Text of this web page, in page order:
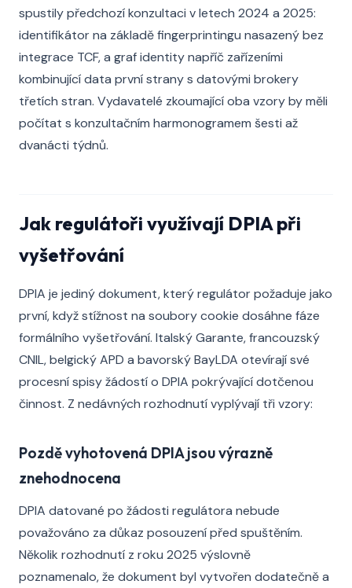
spustily předchozí konzultaci v letech 2024 a 2025:
identifikátor na základě fingerprintingu nasazený bez
integrace TCF, a graf identity napříč zařízeními
kombinující data první strany s datovými brokery
třetích stran. Vydavatelé zkoumající oba vzory by měli
počítat s konzultačním harmonogramem šesti až
dvanácti týdnů.
Jak regulátoři využívají DPIA při
vyšetřování
DPIA je jediný dokument, který regulátor požaduje jako
první, když stížnost na soubory cookie dosáhne fáze
formálního vyšetřování. Italský Garante, francouzský
CNIL, belgický APD a bavorský BayLDA otevírají své
procesní spisy žádostí o DPIA pokrývající dotčenou
činnost. Z nedávných rozhodnutí vyplývají tři vzory:
Pozdě vyhotovená DPIA jsou výrazně
znehodnocena
DPIA datované po žádosti regulátora nebude
považováno za důkaz posouzení před spuštěním.
Několik rozhodnutí z roku 2025 výslovně
poznamenalo, že dokument byl vytvořen dodatečně a